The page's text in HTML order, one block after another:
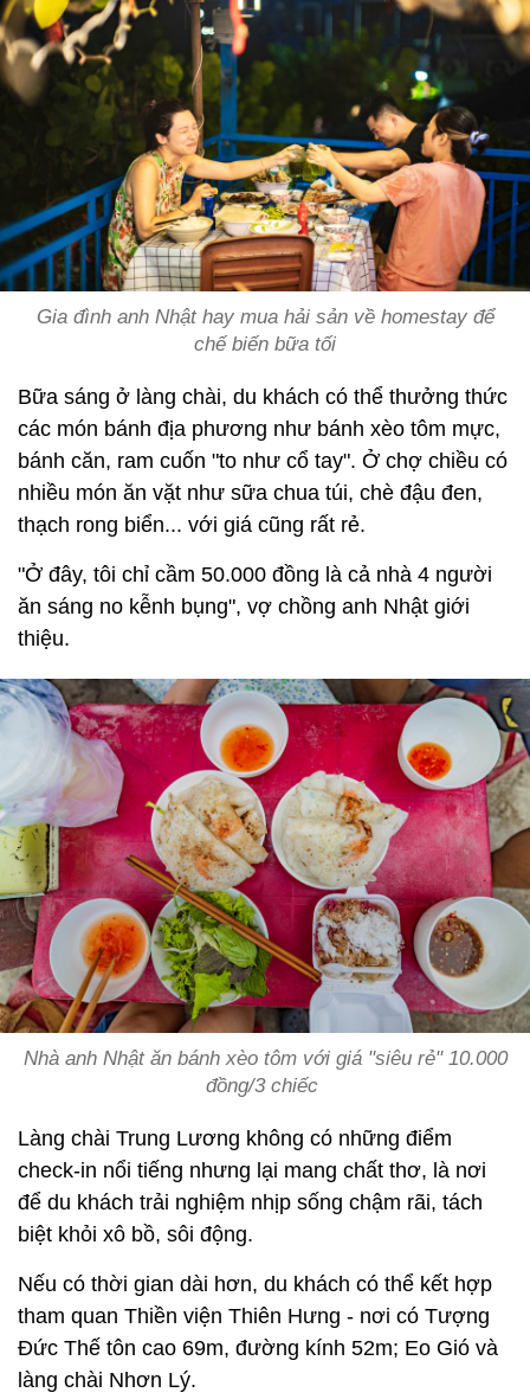
Gia đình anh Nhật hay mua hải sản về homestay để
chế biến bữa tối
Bữa sáng ở làng chài, du khách có thể thưởng thức
các món bánh địa phương như bánh xèo tôm mực,
bánh căn, ram cuốn "to như cổ tay". Ở chợ chiều có
nhiều món ăn vặt như sữa chua túi, chè đậu đen,
thạch rong biển... với giá cũng rất rẻ.
"Ở đây, tôi chỉ cầm 50.000 đồng là cả nhà 4 người
ăn sáng no kễnh bụng", vợ chồng anh Nhật giới
thiệu.
Nhà anh Nhật ăn bánh xèo tôm với giá "siêu rẻ" 10.000
đồng/3 chiếc
Làng chài Trung Lương không có những điểm
check-in nổi tiếng nhưng lại mang chất thơ, là nơi
để du khách trải nghiệm nhịp sống chậm rãi, tách
biệt khỏi xô bồ, sôi động.
Nếu có thời gian dài hơn, du khách có thể kết hợp
tham quan Thiền viện Thiên Hưng - nơi có Tượng
Đức Thế tôn cao 69m, đường kính 52m; Eo Gió và
làng chài Nhơn Lý.